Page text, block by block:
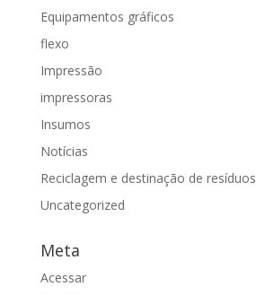
Equipamentos gráficos
flexo
Impressão
impressoras
Insumos
Notícias
Reciclagem e destinação de resíduos
Uncategorized
Meta
Acessar